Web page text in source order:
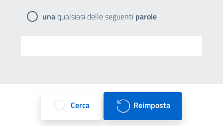
unaqualsiasi delle seguenti parole
Cerca Reimposta